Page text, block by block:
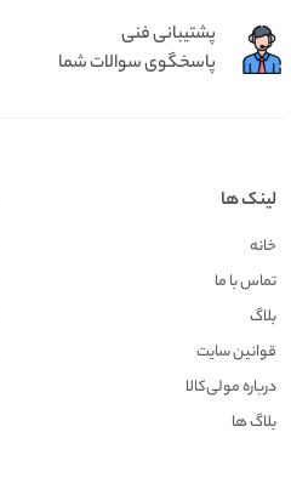
پشتیبانی فنی
پاسخگوی سوالات شما
لینک ها
خانه
تماس با ما
بلاگ
قوانین سایت
درباره مولی‌کالا
بلاگ ها